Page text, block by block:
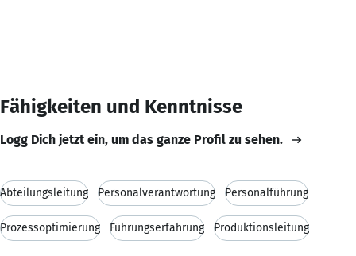
Fähigkeiten und Kenntnisse
Logg Dich jetzt ein, um das ganze Profil zu sehen.
Abteilungsleitung Personalverantwortung Personalführung
Prozessoptimierung Führungserfahrung Produktionsleitung